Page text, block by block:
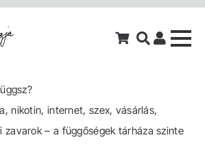
nikotin, internet, szex, vásárlás,
zavarok – a függőségek tárháza szinte